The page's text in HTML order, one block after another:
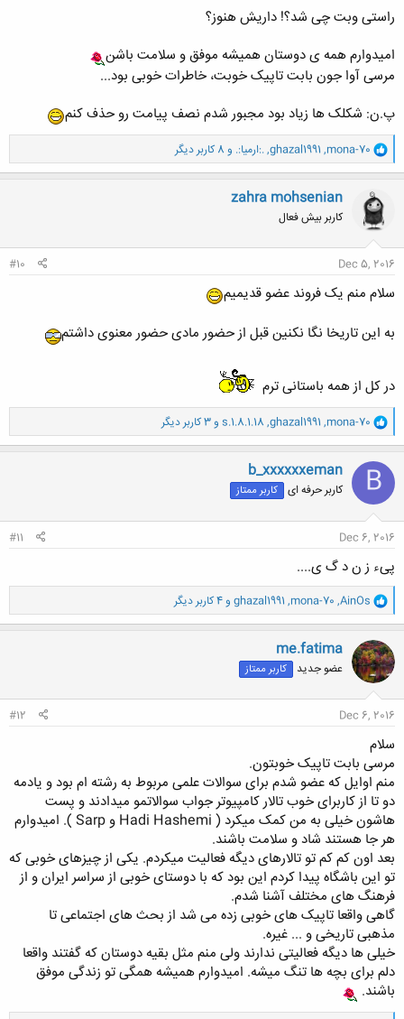
راستی وبت چی شد؟! داریش هنوز؟
امیدوارم همه ی دوستان همیشه موفق و سلامت باشن
مرسی آوا جون بابت تاپیک خوبت، خاطرات خوبی بود...
پ.ن: شکلک ها زیاد بود مجبور شدم نصف پیامت رو حذف کنم
و
ا
ک
ن
ش
ه
ا
mona-70
,
ghazal1991
,.:ارمیا:. و 8 کاربر دیگر
zahra mohsenian
کاربر بیش فعال
Dec 5, 2016
#10
سلام منم یک فروند عضو قدیمیم
به این تاریخا نگا نکنین قبل از حضور مادی حضور معنوی داشتم
در کل از همه باستانی ترم
و
ا
ک
ن
ش
ه
ا
mona-70
,
ghazal1991
,
s.1.8.1.18 و 3 کاربر دیگر
B
b_xxxxxxeman
کاربر حرفه ای کاربر ممتاز
Dec 6, 2016
#11
پیء ز ن د گ ی....
و
ا
ک
ن
ش
ه
ا
AinOs
,
mona-70
,
ghazal1991 و 4 کاربر دیگر
me.fatima
عضو جدید کاربر ممتاز
Dec 6, 2016
#12
سلام
مرسی بابت تاپیک خوبتون.
منم اوایل که عضو شدم برای سوالات علمی مربوط به رشته ام بود و یادمه
دو تا از کاربرای خوب تالار کامپیوتر جواب سوالاتمو میدادند و پست
هاشون خیلی به من کمک میکرد ( Hadi Hashemi و Sarp ). امیدوارم
هر جا هستند شاد و سلامت باشند.
بعد اون کم کم تو تالارهای دیگه فعالیت میکردم. یکی از چیزهای خوبی که
تو این باشگاه پیدا کردم این بود که با دوستای خوبی از سراسر ایران و از
فرهنگ های مختلف آشنا شدم.
گاهی واقعا تاپیک های خوبی زده می شد از بحث های اجتماعی تا
مذهبی تاریخی و ... غیره.
خیلی ها دیگه فعالیتی ندارند ولی منم مثل بقیه دوستان که گفتند واقعا
دلم برای بچه ها تنگ میشه. امیدوارم همیشه همگی تو زندگی موفق
باشند.